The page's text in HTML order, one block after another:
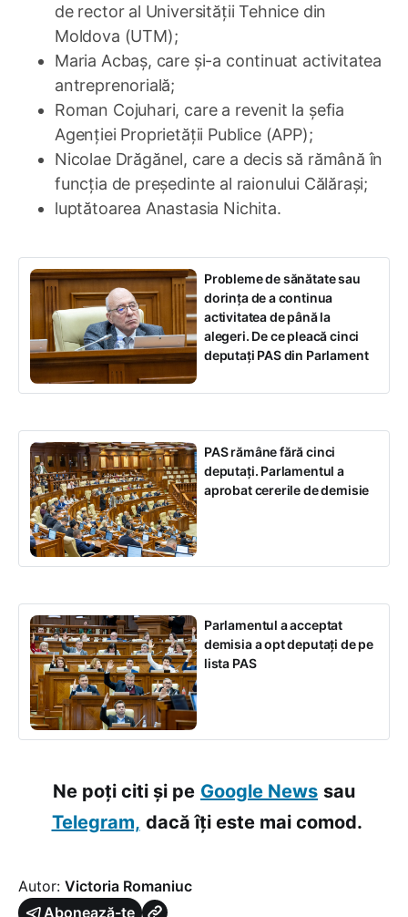
de rector al Universității Tehnice din
Moldova (UTM);
Maria Acbaș, care și-a continuat activitatea
antreprenorială;
Roman Cojuhari, care a revenit la șefia
Agenției Proprietății Publice (APP);
Nicolae Drăgănel, care a decis să rămână în
funcția de președinte al raionului Călărași;
luptătoarea Anastasia Nichita.
Probleme de sănătate sau
dorința de a continua
activitatea de până la
alegeri. De ce pleacă cinci
deputați PAS din Parlament
PAS rămâne fără cinci
deputați. Parlamentul a
aprobat cererile de demisie
Parlamentul a acceptat
demisia a opt deputați de pe
lista PAS
Ne poți citi și pe Google News sau
Telegram, dacă îți este mai comod.
Autor: Victoria Romaniuc
Abonează-te